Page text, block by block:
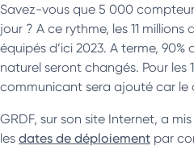
Savez-vous que 5 000
jour ? A ce rythme, les 11
équipés d’ici 2023. A terme,
naturel seront changés. Pour les
communicant sera ajouté car le
GRDF, sur son site Internet, a
les dates de déploiement par